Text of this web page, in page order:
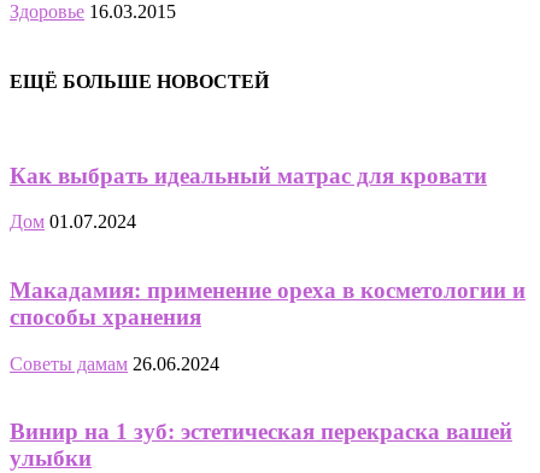
Здоровье 16.03.2015
ЕЩЁ БОЛЬШЕ НОВОСТЕЙ
Как выбрать идеальный матрас для кровати
Дом 01.07.2024
Макадамия: применение ореха в косметологии и
способы хранения
Советы дамам 26.06.2024
Винир на 1 зуб: эстетическая перекраска вашей
улыбки